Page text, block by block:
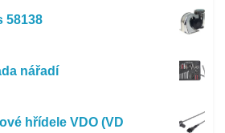
58138
nářadí
hřídele VDO (VD